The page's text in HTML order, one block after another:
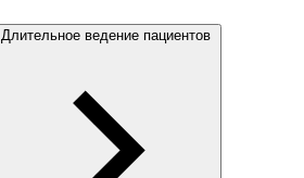
Длительное ведение пациентов